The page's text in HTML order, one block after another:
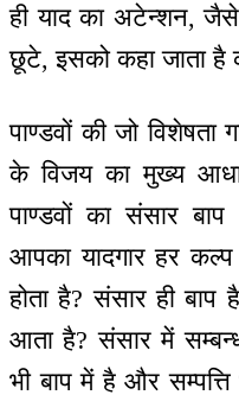
ही याद का अटेन्शन,
छूटे, इसको कहा जाता है
पाण्डवों की जो विशेषता
के विजय का मुख्य
पाण्डवों का संसार
आपका यादगार हर
होता है? संसार ही
आता है? संसार में
भी बाप में है और